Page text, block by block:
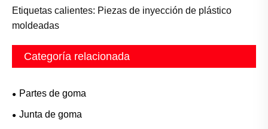
Etiquetas calientes: Piezas de inyección de plástico
moldeadas
Categoría relacionada
Partes de goma
Junta de goma